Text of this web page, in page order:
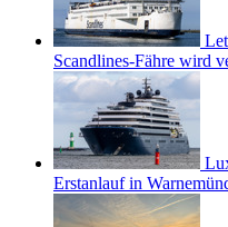
Scandlines-Fähre wird
Erstanlauf in